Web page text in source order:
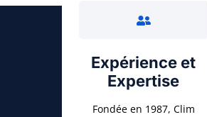
Expérience et
Expertise
Fondée en 1987, Clim